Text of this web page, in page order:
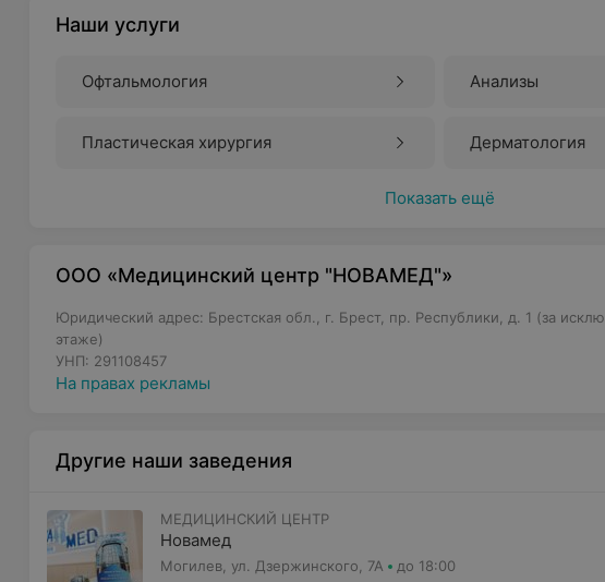
Наши услуги
Офтальмология Анализы
Пластическая хирургия Дерматология
Показать ещё
ООО «Медицинский центр "НОВАМЕД"»
Юридический адрес: Брестская обл., г. Брест, пр. Республики, д. 1 (за
этаже)
УНП: 291108457
На правах рекламы
Другие наши заведения
МЕДИЦИНСКИЙ ЦЕНТР
Новамед
Могилев, ул. Дзержинского, 7А до 18:00